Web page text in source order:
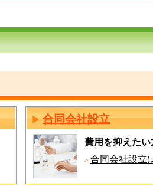
合同会社設立
費用を抑えた
合同会社設立